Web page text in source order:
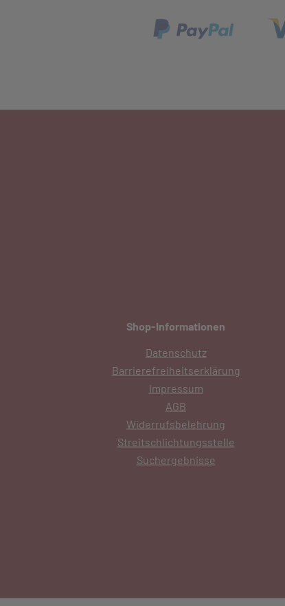
Shop-Informationen
Datenschutz
Barrierefreiheitserklärung
Impressum
AGB
Widerrufsbelehrung
Streitschlichtungsstelle
Suchergebnisse